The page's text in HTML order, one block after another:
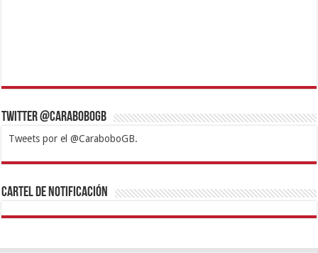
Twitter @CaraboboGB
Tweets por el @CaraboboGB.
1xbetBetturkeyBetistKralbetSupertotobetTipobetMatadorbetMariobet
https://mvbcasino.com/
Cartel de Notificación